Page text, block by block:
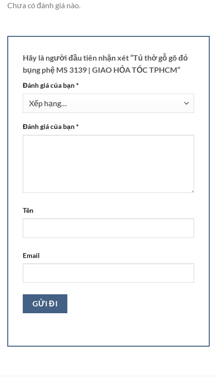
Chưa có đánh giá nào.
Hãy là người đầu tiên nhận xét “Tủ thờ gỗ gõ đỏ
bụng phệ MS 3139 | GIAO HỎA TỐC TPHCM”
Đánh giá của bạn*
Đánh giá của bạn*
Tên
Email